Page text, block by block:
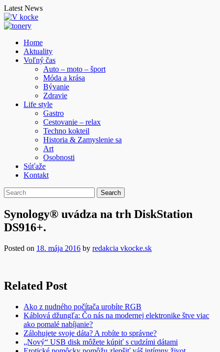
Skip
to
content
Latest News
Home
Aktuality
Voľný čas
Auto – moto – šport
Móda a krása
Bývanie
Zdravie
Life style
Gastro
Cestovanie – relax
Techno kokteil
Historia & Zamyslenie sa
Art
Osobnosti
Súťaže
Kontakt
Synology® uvádza na trh DiskStation
DS916+.
Posted on 18. mája 2016 by redakcia vkocke.sk
Related Post
Ako z nudného počítača urobíte RGB
Káblová džungľa: Čo nás na modernej elektronike štve viac
ako pomalé nabíjanie?
Zálohujete svoje dáta? A robíte to správne?
„Nový“ USB disk môžete kúpiť s cudzími dátami